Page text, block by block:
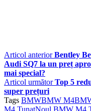
Articol anterior Bentley
Audi SQ7 la un preț
mai special?
Articol următor Top 5
super prețuri
Tags BMWBMW M4
M4 TunatNoul BMW M4